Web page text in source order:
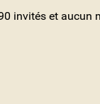
invités et aucun